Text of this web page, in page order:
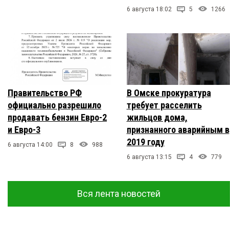
6 августа 18:02 5 1266
Правительство РФ
официально разрешило
продавать бензин Евро-2
и Евро-3
6 августа 14:00 8 988
В Омске прокуратура
требует расселить
жильцов дома,
признанного аварийным в
2019 году
6 августа 13:15 4 779
Вся лента новостей